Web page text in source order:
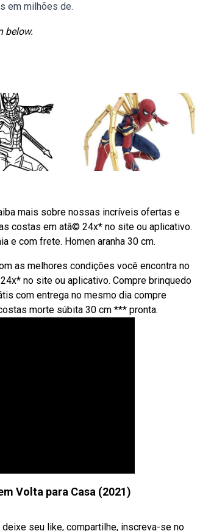
em milhões de.
below.
mais sobre nossas incríveis ofertas e
costas em atã© 24x* no site ou aplicativo.
e com frete. Homen aranha 30 cm.
as melhores condições você encontra no
no site ou aplicativo. Compre brinquedo
com entrega no mesmo dia compre
morte súbita 30 cm *** pronta.
Volta para Casa (2021)
seu like, compartilhe, inscreva-se no